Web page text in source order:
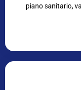
piano sanitario,